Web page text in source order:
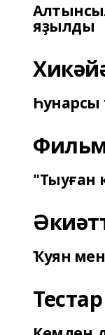
яҙылды
Һунарсы
"Тыуған
Ҡуян
Тестар